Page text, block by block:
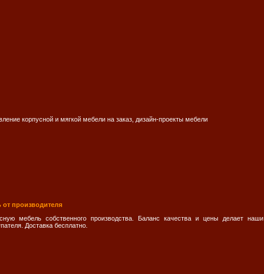
корпусной и мягкой мебели на заказ, дизайн-проекты мебели
производителя
мебель собственного производства. Баланс качества и цены делает наши
Доставка бесплатно.